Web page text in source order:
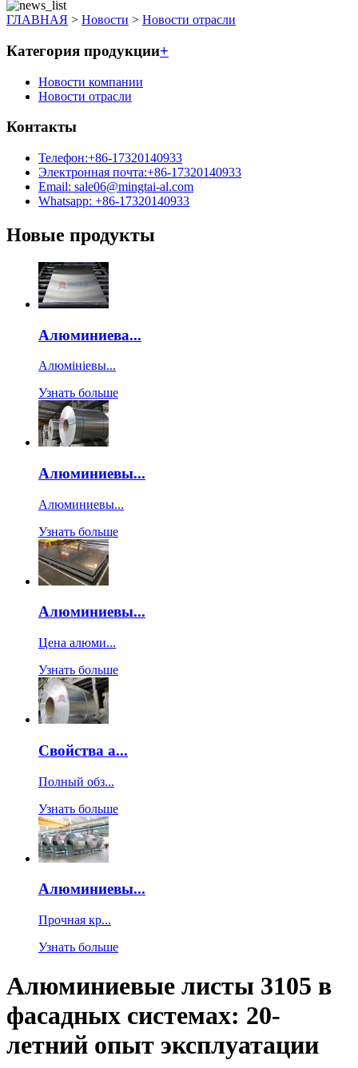
ГЛАВНАЯ > Новости > Новости отрасли
Категория продукции+
Новости компании
Новости отрасли
Контакты
Телефон:+86-17320140933
Электронная почта:+86-17320140933
Email: sale06@mingtai-al.com
Whatsapp: +86-17320140933
Новые продукты
Алюминиева...
Алюмініевы...
Узнать больше
Алюминиевы...
Алюминиевы...
Узнать больше
Алюминиевы...
Цена алюми...
Узнать больше
Свойства а...
Полный обз...
Узнать больше
Алюминиевы...
Прочная кр...
Узнать больше
Алюминиевые листы 3105 в
фасадных системах: 20-
летний опыт эксплуатации